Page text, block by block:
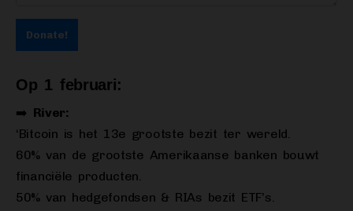
Donate!
Op 1 februari:
➡️ River:
‘Bitcoin is het 13e grootste bezit ter wereld.
60% van de grootste Amerikaanse banken bouwt
financiële producten.
50% van hedgefondsen & RIAs bezit ETF’s.